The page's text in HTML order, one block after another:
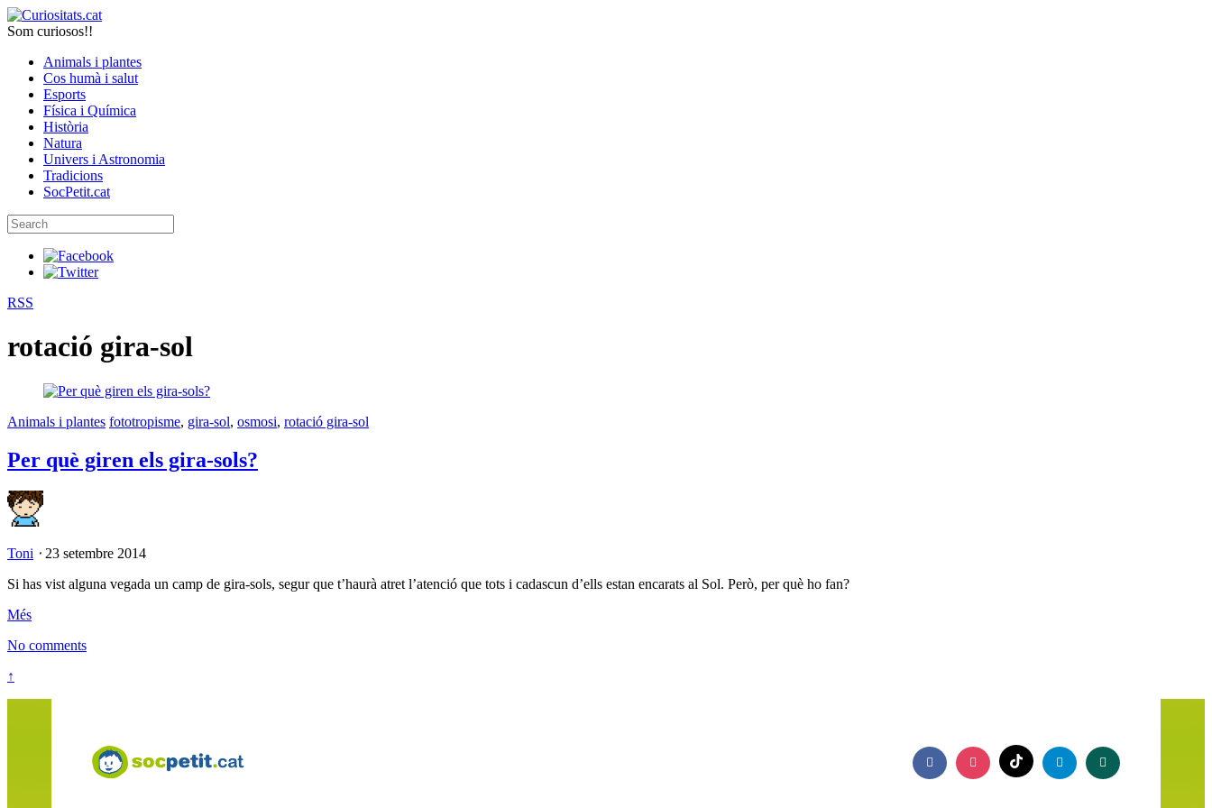
Som curiosos!!
Animals i plantes
Cos humà i salut
Esports
Física i Química
Història
Natura
Univers i Astronomia
Tradicions
SocPetit.cat
RSS
rotació gira-sol
Animals i plantes fototropisme, gira-sol, osmosi, rotació gira-sol
Per què giren els gira-sols?
Toni ⋅ 23 setembre 2014
Si has vist alguna vegada un camp de gira-sols, segur que t’haurà atret l’atenció que tots i cadascun d’ells estan encarats al Sol. Però, per què ho fan?
Més
No comments
↑